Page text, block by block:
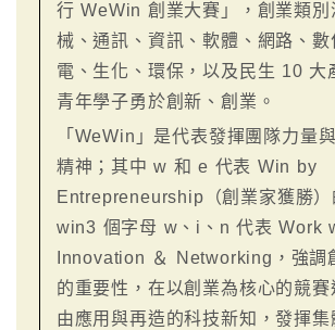
行 WeWin 創業大賽」，創業類別
械、通訊、資訊、軟體、網路、數
電、生化、環保，以及民生 10 大
青年學子勇於創新、創業。
「WeWin」是代表發揮團隊力量
精神；其中 w 和 e 代表 Win by
Entrepreneurship（創業家獲勝）
win3 個字母 w、i、n 代表 Work
Innovation ＆ Networking，強調
的重要性，在以創業為核心的競賽
由應用與再造的科技新知，發揮集